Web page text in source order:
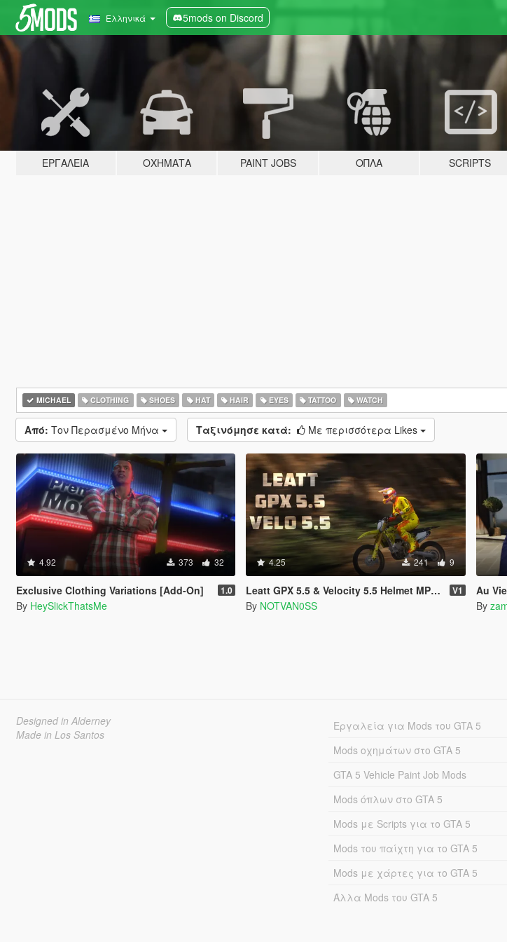
Ελληνικά 5mods on Discord
ΕΡΓΑΛΕΊΑ ΟΧΉΜΑΤΑ PAINT JOBS ΌΠΛΑ SCRIPTS
MICHAEL CLOTHING SHOES HAT HAIR EYES TATTOO WATCH
Από: Τον Περασμένο Μήνα Ταξινόμησε κατά: Με περισσότερα Likes
4.92 373 32
Exclusive Clothing Variations [Add-On] 1.0
By HeySlickThatsMe
4.25 241 9
Leatt GPX 5.5 & Velocity 5.5 Helmet MP & SP V1
By NOTVAN0SS
Au
By
Designed in Alderney
Made in Los Santos
Εργαλεία για Mods του GTA 5
Mods οχημάτων στο GTA 5
GTA 5 Vehicle Paint Job Mods
Mods όπλων στο GTA 5
Mods με Scripts για το GTA 5
Mods του παίχτη για το GTA 5
Mods με χάρτες για το GTA 5
Άλλα Mods του GTA 5